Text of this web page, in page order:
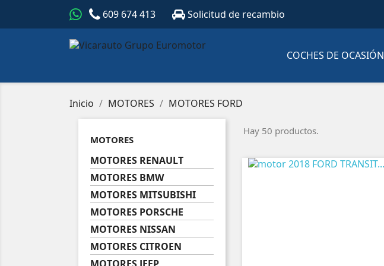
609 674 413 Solicitud de recambio
COCHES DE OCASIÓN
Inicio MOTORES MOTORES FORD
MOTORES
MOTORES RENAULT
MOTORES BMW
MOTORES MITSUBISHI
MOTORES PORSCHE
MOTORES NISSAN
MOTORES CITROEN
Hay 50 productos.